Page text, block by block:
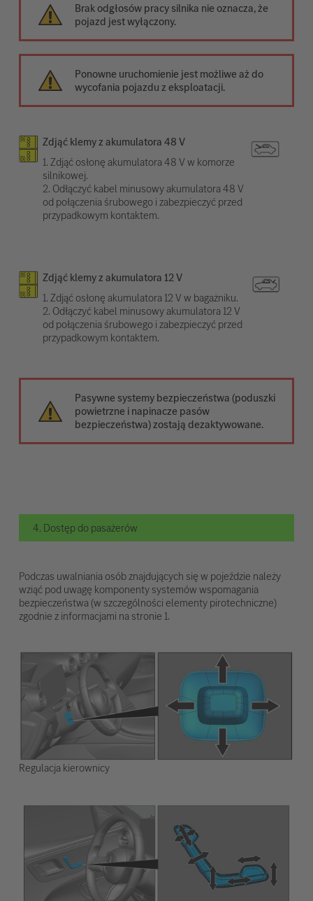
Brak odgłosów pracy silnika nie oznacza, że
pojazd jest wyłączony.
Ponowne uruchomienie jest możliwe aż do
wycofania pojazdu z eksploatacji.
Zdjąć klemy z akumulatora 48 V
1. Zdjąć osłonę akumulatora 48 V w komorze
silnikowej.
2. Odłączyć kabel minusowy akumulatora 48 V
od połączenia śrubowego i zabezpieczyć przed
przypadkowym kontaktem.
Zdjąć klemy z akumulatora 12 V
1. Zdjąć osłonę akumulatora 12 V w bagażniku.
2. Odłączyć kabel minusowy akumulatora 12 V
od połączenia śrubowego i zabezpieczyć przed
przypadkowym kontaktem.
Pasywne systemy bezpieczeństwa (poduszki
powietrzne i napinacze pasów
bezpieczeństwa) zostają dezaktywowane.
4. Dostęp do pasażerów
Podczas uwalniania osób znajdujących się w pojeździe należy
wziąć pod uwagę komponenty systemów wspomagania
bezpieczeństwa (w szczególności elementy pirotechniczne)
zgodnie z informacjami na stronie 1.
Regulacja kierownicy